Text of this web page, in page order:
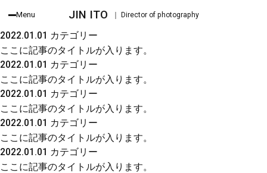
Menu JIN ITO ｜ Director of photography
お知らせ
2022.01.01 カテゴリー
ここに記事のタイトルが入ります。
2022.01.01 カテゴリー
ここに記事のタイトルが入ります。
2022.01.01 カテゴリー
ここに記事のタイトルが入ります。
2022.01.01 カテゴリー
ここに記事のタイトルが入ります。
2022.01.01 カテゴリー
ここに記事のタイトルが入ります。